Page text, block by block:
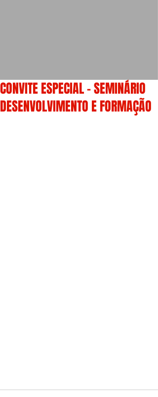
CONVITE ESPECIAL - SEMINÁRIO
DESENVOLVIMENTO E FORMAÇÃO